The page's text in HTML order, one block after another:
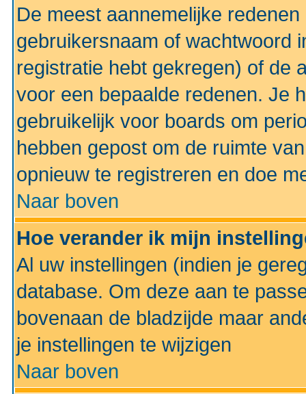
De meest aannemelijke
gebruikersnaam of wachtwoord
registratie hebt gekregen) of de
voor een bepaalde redenen. Je
gebruikelijk voor boards om
hebben gepost om de ruimte
opnieuw te registreren en doe
Naar boven
Hoe verander ik mijn
Al uw instellingen (indien je
database. Om deze aan te
bovenaan de bladzijde maar
je instellingen te wijzigen
Naar boven